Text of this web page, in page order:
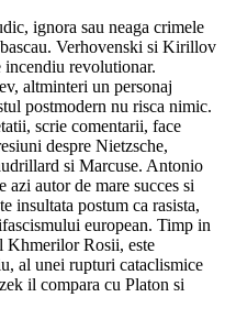
ignora sau neaga crimele
Verhovenski si Kirillov
incendiu revolutionar.
altminteri un personaj
postmodern nu risca nimic.
scrie comentarii, face
despre Nietzsche,
si Marcuse. Antonio
autor de mare succes si
insultata postum ca rasista,
european. Timp in
Khmerilor Rosii, este
al unei rupturi cataclismice
il compara cu Platon si